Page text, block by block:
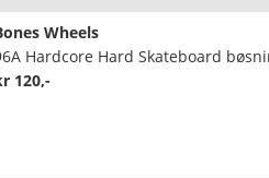
Wheels
120,-